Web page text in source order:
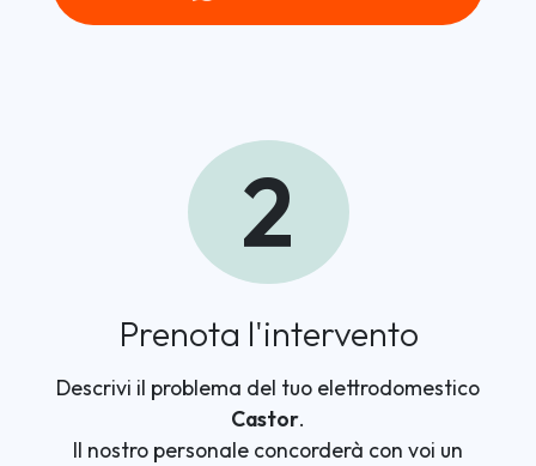
2
Prenota l'intervento
Descrivi il problema del tuo elettrodomestico
Castor.
Il nostro personale concorderà con voi un